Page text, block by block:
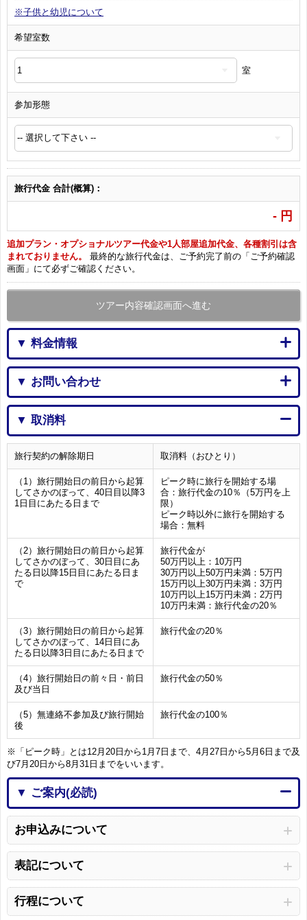
※子供と幼児について
希望室数
室
参加形態
旅行代金 合計(概算)：
- 円
追加プラン・オプショナルツアー代金や1人部屋追加代金、各種割引は含
まれておりません。
最終的な旅行代金は、ご予約完了前の「ご予約確認
画面」にて必ずご確認ください。
ツアー内容確認画面へ進む
▼ 料金情報
▼ お問い合わせ
▼ 取消料
旅行契約の解除期日 取消料（おひとり）
（1）旅行開始日の前日から起算
してさかのぼって、40日目以降3
1日目にあたる日まで
ピーク時に旅行を開始する場
合：旅行代金の10％（5万円を上
限）
ピーク時以外に旅行を開始する
場合：無料
（2）旅行開始日の前日から起算
してさかのぼって、30日目にあ
たる日以降15日目にあたる日ま
で
旅行代金が
50万円以上：10万円
30万円以上50万円未満：5万円
15万円以上30万円未満：3万円
10万円以上15万円未満：2万円
10万円未満：旅行代金の20％
（3）旅行開始日の前日から起算
してさかのぼって、14日目にあ
たる日以降3日目にあたる日まで
旅行代金の20％
（4）旅行開始日の前々日・前日
及び当日
旅行代金の50％
（5）無連絡不参加及び旅行開始
後
旅行代金の100％
※「ピーク時」とは12月20日から1月7日まで、4月27日から5月6日まで及
び7月20日から8月31日までをいいます。
▼ ご案内(必読)
お申込みについて
表記について
行程について